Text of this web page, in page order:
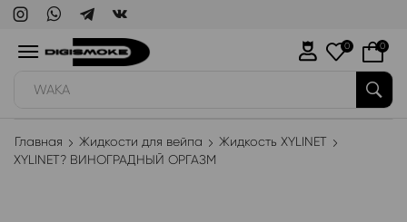
WAKA
0 0
Главная Жидкости для вейпа
Жидкость XYLINET
XYLINET? ВИНОГРАДНЫЙ ОРГАЗМ